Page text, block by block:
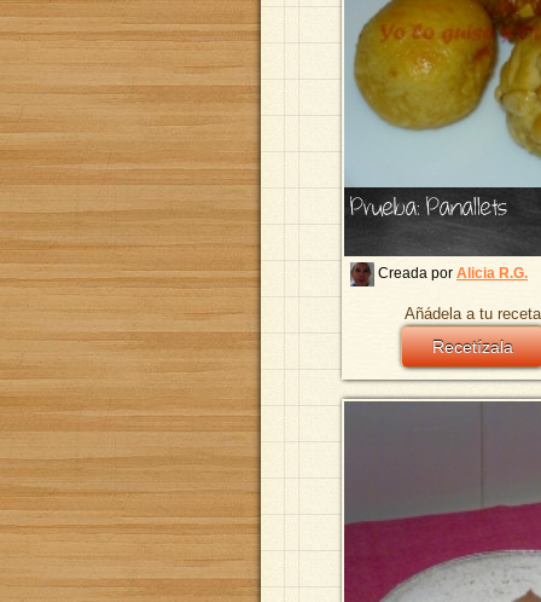
Prueba: Panallets
Creada por Alicia R.G.
Añádela a tu
Recetízala